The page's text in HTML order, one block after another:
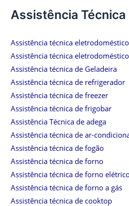
Assistência Técnica
Assistência técnica
Assistência técnica
Assistência técnica de Geladeira
Assistência técnica de refrigerador
Assistência técnica de freezer
Assistência técnica de frigobar
Assistência Técnica de adega
Assistência técnica de ar-
Assistência técnica de fogão
Assistência técnica de forno
Assistência técnica de forno
Assistência técnica de forno a gás
Assistência técnica de cooktop